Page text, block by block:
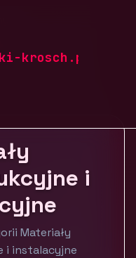
krosch.pl
i
Materiały
i instalacyjne